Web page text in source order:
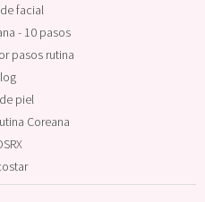
facial
- 10 pasos
pasos rutina
piel
Coreana